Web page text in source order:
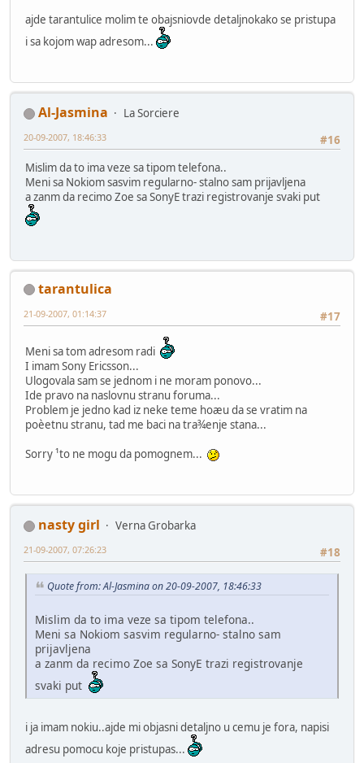
ajde tarantulice molim te obajsniovde detaljnokako se pristupa
i sa kojom wap adresom...
Al-Jasmina
La Sorciere
#16
20-09-2007, 18:46:33
Mislim da to ima veze sa tipom telefona..
Meni sa Nokiom sasvim regularno- stalno sam prijavljena
a zanm da recimo Zoe sa SonyE trazi registrovanje svaki put
tarantulica
#17
21-09-2007, 01:14:37
Meni sa tom adresom radi
I imam Sony Ericsson...
Ulogovala sam se jednom i ne moram ponovo...
Ide pravo na naslovnu stranu foruma...
Problem je jedno kad iz neke teme hoæu da se vratim na
poèetnu stranu, tad me baci na tra¾enje stana...
Sorry ¹to ne mogu da pomognem...
nasty girl
Verna Grobarka
#18
21-09-2007, 07:26:23
Quote from: Al-Jasmina on 20-09-2007, 18:46:33
Mislim da to ima veze sa tipom telefona..
Meni sa Nokiom sasvim regularno- stalno sam
prijavljena
a zanm da recimo Zoe sa SonyE trazi registrovanje
svaki put
i ja imam nokiu..ajde mi objasni detaljno u cemu je fora, napisi
adresu pomocu koje pristupas...